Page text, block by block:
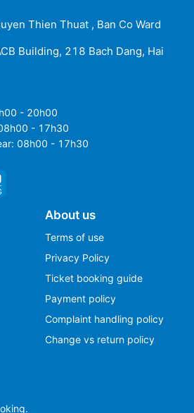
Thien Thuat , Ban Co Ward
Building, 218 Bach Dang, Hai
- 20h00
- 17h30
08h00 - 17h30
About us
Terms of use
Privacy Policy
Ticket booking guide
Payment policy
Complaint handling policy
Change vs return policy